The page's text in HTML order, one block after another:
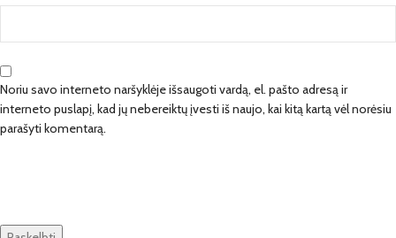
Noriu savo interneto naršyklėje išsaugoti vardą, el. pašto adresą ir
interneto puslapį, kad jų nebereiktų įvesti iš naujo, kai kitą kartą vėl norėsiu
parašyti komentarą.